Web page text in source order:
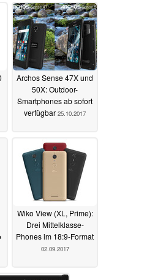
Archos Sense 47X und
50X: Outdoor-
Smartphones ab sofort
verfügbar 25.10.2017
Wiko View (XL, Prime):
Drei Mittelklasse-
Phones im 18:9-Format
02.09.2017